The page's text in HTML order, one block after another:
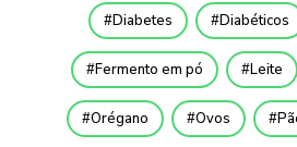
Diabetes Diabéticos
Fermento em pó⁣ Leite
Orégano Ovos